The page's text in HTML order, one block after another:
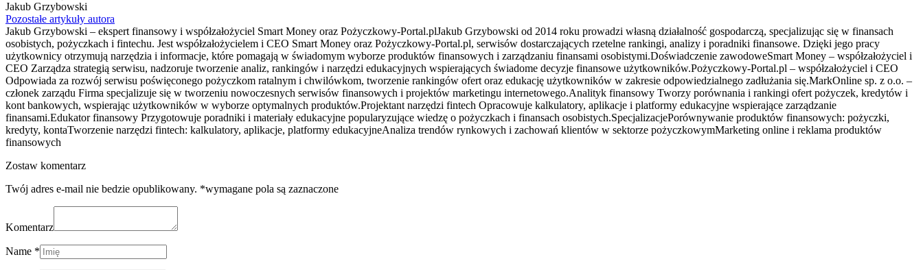
Jakub Grzybowski
Pozostałe artykuły autora
Jakub Grzybowski – ekspert finansowy i współzałożyciel Smart Money oraz Pożyczkowy-Portal.plJakub Grzybowski od 2014 roku prowadzi własną działalność gospodarczą, specjalizując się w finansach
osobistych, pożyczkach i fintechu. Jest współzałożycielem i CEO Smart Money oraz Pożyczkowy-Portal.pl, serwisów dostarczających rzetelne rankingi, analizy i poradniki finansowe. Dzięki jego pracy
użytkownicy otrzymują narzędzia i informacje, które pomagają w świadomym wyborze produktów finansowych i zarządzaniu finansami osobistymi.Doświadczenie zawodoweSmart Money – współzałożyciel i
CEO Zarządza strategią serwisu, nadzoruje tworzenie analiz, rankingów i narzędzi edukacyjnych wspierających świadome decyzje finansowe użytkowników.Pożyczkowy-Portal.pl – współzałożyciel i CEO
Odpowiada za rozwój serwisu poświęconego pożyczkom ratalnym i chwilówkom, tworzenie rankingów ofert oraz edukację użytkowników w zakresie odpowiedzialnego zadłużania się.MarkOnline sp. z o.o. –
członek zarządu Firma specjalizuje się w tworzeniu nowoczesnych serwisów finansowych i projektów marketingu internetowego.Analityk finansowy Tworzy porównania i rankingi ofert pożyczek, kredytów i
kont bankowych, wspierając użytkowników w wyborze optymalnych produktów.Projektant narzędzi fintech Opracowuje kalkulatory, aplikacje i platformy edukacyjne wspierające zarządzanie
finansami.Edukator finansowy Przygotowuje poradniki i materiały edukacyjne popularyzujące wiedzę o pożyczkach i finansach osobistych.SpecjalizacjePorównywanie produktów finansowych: pożyczki,
kredyty, kontaTworzenie narzędzi fintech: kalkulatory, aplikacje, platformy edukacyjneAnaliza trendów rynkowych i zachowań klientów w sektorze pożyczkowymMarketing online i reklama produktów
finansowych
Zostaw komentarz
Twój adres e-mail nie bedzie opublikowany. *wymagane pola są zaznaczone
Komentarz
Name *